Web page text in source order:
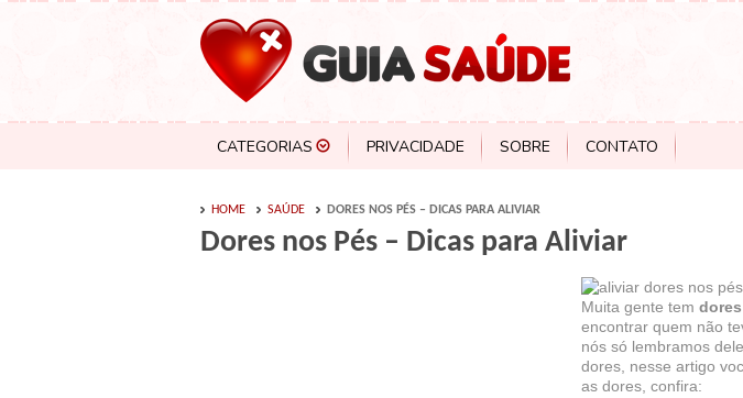
CATEGORIAS PRIVACIDADE SOBRE CONTATO
HOME SAÚDE DORES NOS PÉS – DICAS PARA ALIVIAR
Dores nos Pés – Dicas para Aliviar
Muita gente tem
encontrar quem não
nós só lembramos
dores, nesse artigo
as dores, confira: